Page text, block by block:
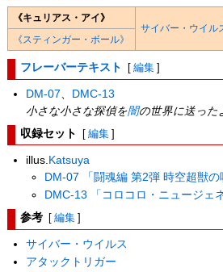
《キュリアス・アイ》
サイバー・ウイル
《スティンガー・ボール》
フレーバーテキスト [ 編集 ]
DM-07
DMC-13
小さな小さな探偵を闇の世界に送っ
収録セット [ 編集 ]
illus. Katsuya
DM-07 「闘魂編 第2弾 時空超獣の
DMC-13 「コロコロ・ニュージェ
参考 [ 編集 ]
サイバー・ウイルス
アタックトリガー